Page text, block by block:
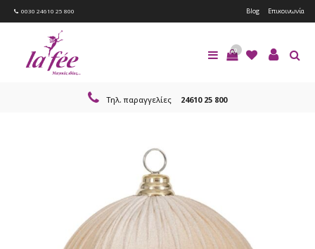
0030 24610 25 800 Blog Επικοινωνία
0
Τηλ. παραγγελίες 24610 25 800